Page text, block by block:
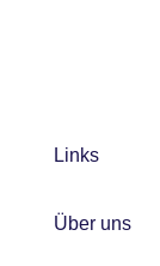
Links
Über uns